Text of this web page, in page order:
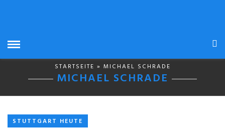
STARTSEITE » MICHAEL SCHRADE
MICHAEL SCHRADE
STUTTGART HEUTE